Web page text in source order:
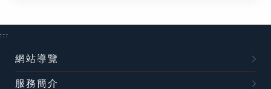
:::
網站導覽
服務簡介